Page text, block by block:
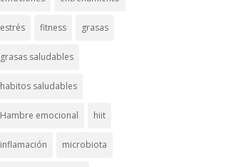
estrés fitness grasas
grasas saludables
habitos saludables
Hambre emocional hiit
inflamación microbiota